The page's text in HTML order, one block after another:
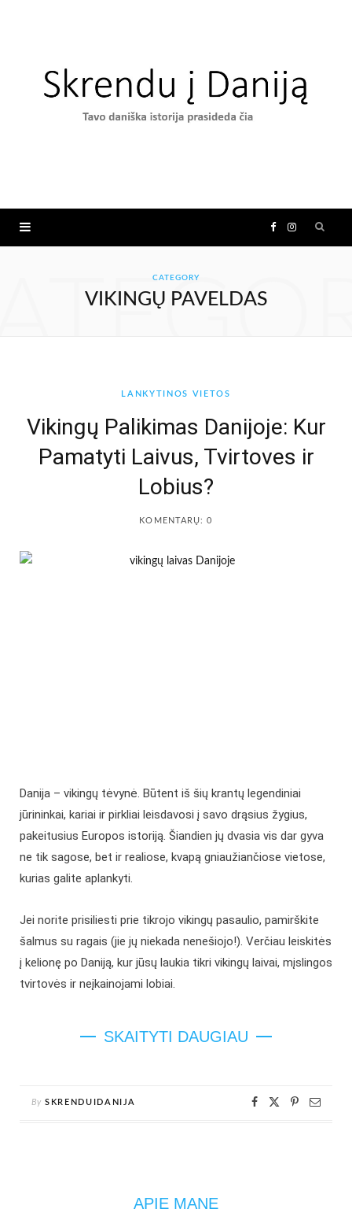
F
o
I
CATEGORY
VIKINGŲ PAVELDAS
LANKYTINOS VIETOS
Vikingų Palikimas Danijoje: Kur
Pamatyti Laivus, Tvirtoves ir
Lobius?
KOMENTARŲ: 0
Danija – vikingų tėvynė. Būtent iš šių krantų legendiniai
jūrininkai, kariai ir pirkliai leisdavosi į savo drąsius žygius,
pakeitusius Europos istoriją. Šiandien jų dvasia vis dar gyva
ne tik sagose, bet ir realiose, kvapą gniaužiančiose vietose,
kurias galite aplankyti.
Jei norite prisiliesti prie tikrojo vikingų pasaulio, pamirškite
šalmus su ragais (jie jų niekada nenešiojo!). Verčiau leiskitės
į kelionę po Daniją, kur jūsų laukia tikri vikingų laivai, mįslingos
tvirtovės ir neįkainojami lobiai.
SKAITYTI DAUGIAU
By SKRENDUIDANIJA
APIE MANE